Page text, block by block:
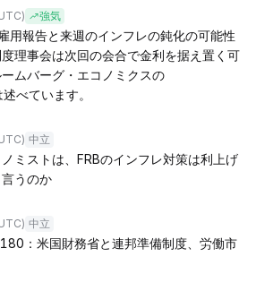
強気
用報告と来週のインフレの鈍化の可能性
理事会は次回の会合で金利を据え置く可
ムバーグ・エコノミクスの
べています。
中立
ミストは、FRBのインフレ対策は利上げ
うのか
中立
：米国財務省と連邦準備制度、労働市